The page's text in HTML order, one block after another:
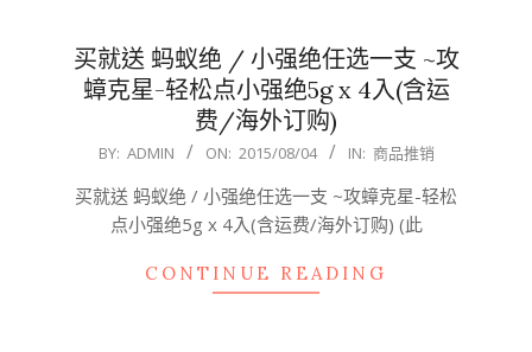
买就送 蚂蚁绝 / 小强绝任选一支 ~攻
蟑克星-轻松点小强绝5g x 4入(含运
费/海外订购)
2015-
04
BY: ADMIN ON: 2015/08/04 IN: 商品推销
买就送 蚂蚁绝 / 小强绝任选一支 ~攻蟑克星-轻松
点小强绝5g x 4入(含运费/海外订购) (此
CONTINUE READING